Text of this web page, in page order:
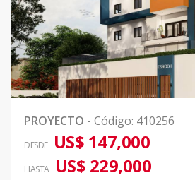
PROYECTO - Código: 410256
DESDE US$ 147,000
HASTA US$ 229,000